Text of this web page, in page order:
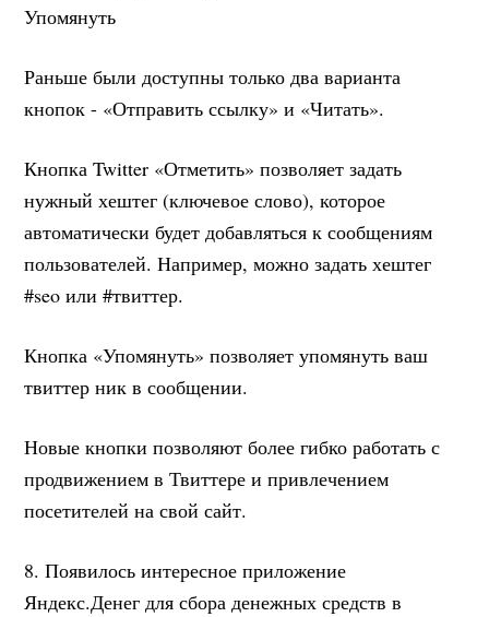
Раньше были доступны только два варианта
кнопок - «Отправить ссылку» и «Читать».
Кнопка Twitter «Отметить» позволяет задать
нужный хештег (ключевое слово), которое
автоматически будет добавляться к сообщениям
пользователей. Например, можно задать хештег
#seo или #твиттер.
Кнопка «Упомянуть» позволяет упомянуть ваш
твиттер ник в сообщении.
Новые кнопки позволяют более гибко работать с
продвижением в Твиттере и привлечением
посетителей на свой сайт.
8. Появилось интересное приложение
Яндекс.Денег для сбора денежных средств в